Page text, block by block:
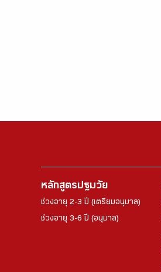
หลักสูตรปฐมวัย
ช่วงอายุ 2-3 ปี (เตรียมอนุบาล)
ช่วงอายุ 3-6 ปี (อนุบาล)